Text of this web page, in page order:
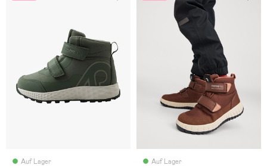
Auf Lager Auf Lager